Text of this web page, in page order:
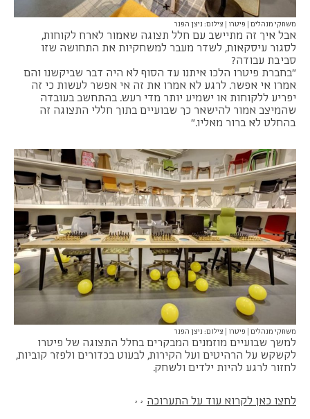
משחקי מנהלים | פיטרו | צילום: ניצן הפנר
אבל איך זה מתיישב עם חלל תצוגה שאמור לארח לקוחות,
לסגור עיסקאות, לשדר מעבר למשחקיות את התחושה שזו
סביבת עבודה?
"בחברת פיטרו הלכו איתנו עד הסוף לא היה דבר שביקשנו והם
אמרו אי אפשר. לרגע לא אמרו את זה אי אפשר לעשות כי זה
יפריע ללקוחות או ישמיע יותר מדי רעש. בהתחשב בעובדה
שהמיצב אמור להישאר כך שבועיים בתוך חללי התצוגה זה
בהחלט לא ברור מאליו."
משחקי מנהלים | פיטרו | צילום: ניצן הפנר
למשך שבועיים מוזמנים המבקרים בחלל התצוגה של פיטרו
לקשקש על הרהיטים ועל הקירות, לבעוט בכדורים ולפזר קוביות,
לחזור לרגע להיות ילדים ולשחק.
לחצו כאן לקרוא עוד על התערוכה >>